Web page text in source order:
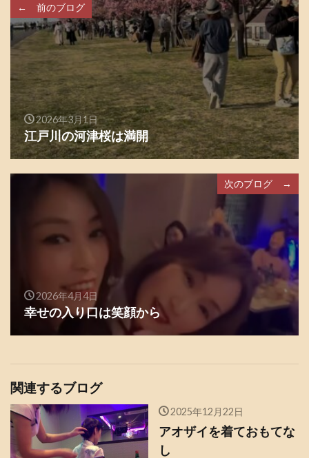
← 前のブログ
2026年3月1日
江戸川の河津桜は満開
次のブログ →
2026年4月4日
幸せの入り口は笑顔から
関連するブログ
2025年12月22日
アオザイを着ておもてな
し